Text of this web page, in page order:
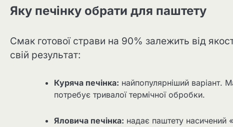
Яку печінку обрати для паштету
Смак готової страви на 90% залежить від
свій результат:
Куряча печінка: найпопулярніший варіант.
потребує тривалої термічної обробки.
Яловича печінка: надає паштету насичений